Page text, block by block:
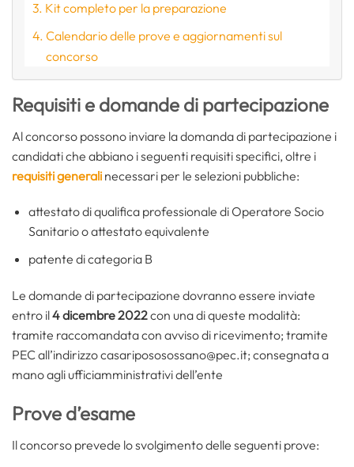
Kit completo per la preparazione
Calendario delle prove e aggiornamenti sul
concorso
Requisiti e domande di partecipazione
Al concorso possono inviare la domanda di partecipazione i
candidati che abbiano i seguenti requisiti specifici, oltre i
requisiti generali necessari per le selezioni pubbliche:
attestato di qualifica professionale di Operatore Socio
Sanitario o attestato equivalente
patente di categoria B
Le domande di partecipazione dovranno essere inviate
entro il4 dicembre 2022con una di queste modalità:
tramite raccomandata con avviso di ricevimento; tramite
PEC all’indirizzo casaripososossano@pec.it; consegnata a
mano agli ufficiamministrativi dell’ente
Prove d’esame
Il concorso prevede lo svolgimento delle seguenti prove: